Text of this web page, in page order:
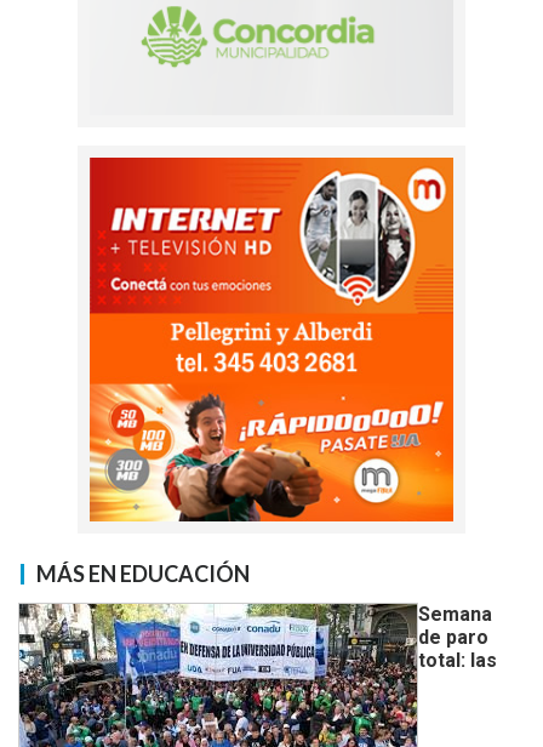
MÁS EN EDUCACIÓN
Semana
de paro
total: las